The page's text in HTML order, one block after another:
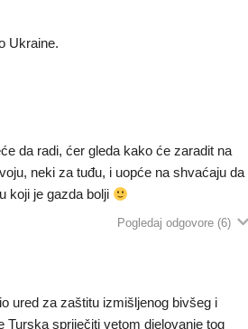
Ukraine.
da radi, ćer gleda kako će zaradit na
neki za tuđu, i uopće na shvaćaju da
koji je gazda bolji
Pogledaj odgovore (6)
ured za zaštitu izmišljenog bivšeg i
Turska spriječiti vetom djelovanje tog